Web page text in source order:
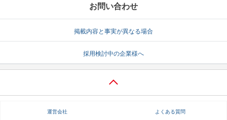
お問い合わせ
掲載内容と事実が異なる場合
採用検討中の企業様へ
運営会社 よくある質問